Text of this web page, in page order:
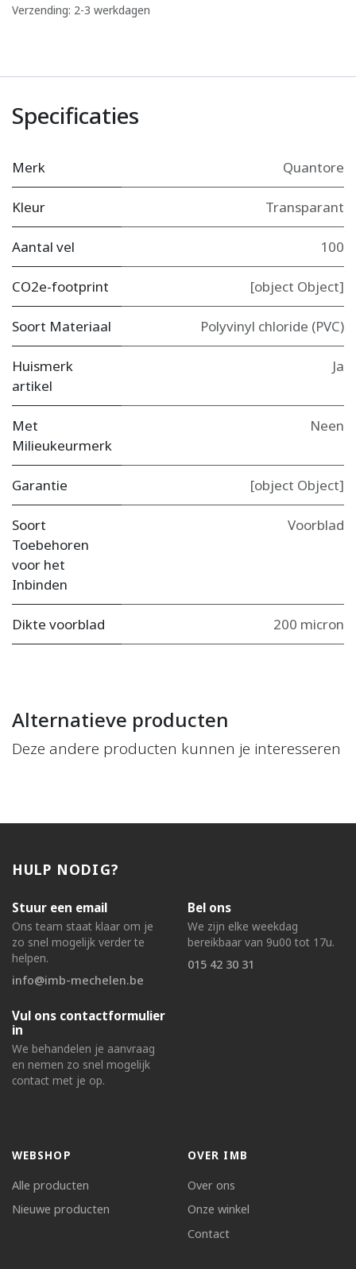
Verzending: 2-3 werkdagen
Specificaties
Merk Quantore
Kleur Transparant
Aantal vel 100
CO2e-footprint [object Object]
Soort Materiaal Polyvinyl chloride (PVC)
Huismerk
artikel
Ja
Met
Milieukeurmerk
Neen
Garantie [object Object]
Soort
Toebehoren
voor het
Inbinden
Voorblad
Dikte voorblad 200 micron
Alternatieve producten
Deze andere producten kunnen je interesseren
HULP NODIG?
Stuur een email
Ons team staat klaar om je
zo snel mogelijk verder te
helpen.
info@imb-mechelen.be
Bel ons
We zijn elke weekdag
bereikbaar van 9u00 tot 17u.
015 42 30 31
Vul ons contactformulier
in
We behandelen je aanvraag
en nemen zo snel mogelijk
contact met je op.
WEBSHOP
Alle producten
Nieuwe producten
OVER IMB
Over ons
Onze winkel
Contact